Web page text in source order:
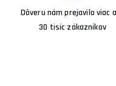
Dôveru nám prejavilo viac
30 tisíc zákazníkov